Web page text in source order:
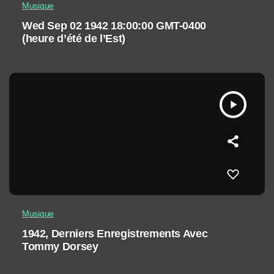
Musique
Wed Sep 02 1942 18:00:00 GMT-0400
(heure d’été de l’Est)
play_arrow
Musique
1942, Derniers Enregistrements Avec
Tommy Dorsey